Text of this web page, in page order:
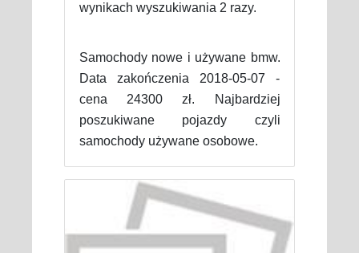
wynikach wyszukiwania 2 razy.
Samochody nowe i używane bmw.
Data zakończenia 2018-05-07 -
cena 24300 zł. Najbardziej
poszukiwane pojazdy czyli
samochody używane osobowe.